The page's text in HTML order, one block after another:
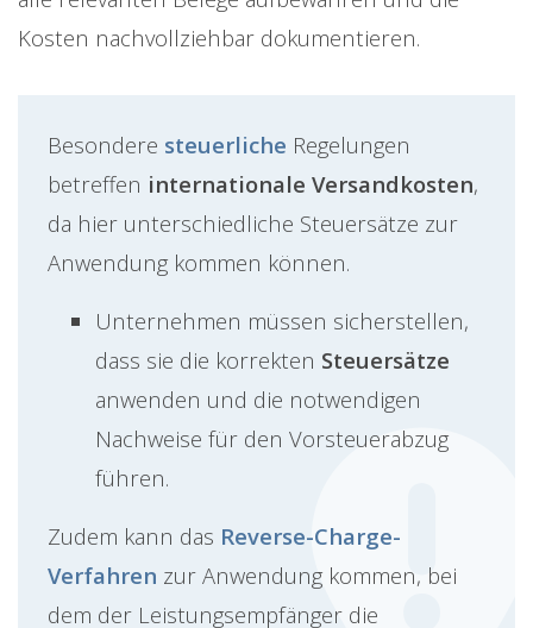
Kosten nachvollziehbar dokumentieren.
Besondere steuerliche Regelungen
betreffen internationale Versandkosten,
da hier unterschiedliche Steuersätze zur
Anwendung kommen können.
Unternehmen müssen sicherstellen,
dass sie die korrekten Steuersätze
anwenden und die notwendigen
Nachweise für den Vorsteuerabzug
führen.
Zudem kann das Reverse-Charge-
Verfahren zur Anwendung kommen, bei
dem der Leistungsempfänger die